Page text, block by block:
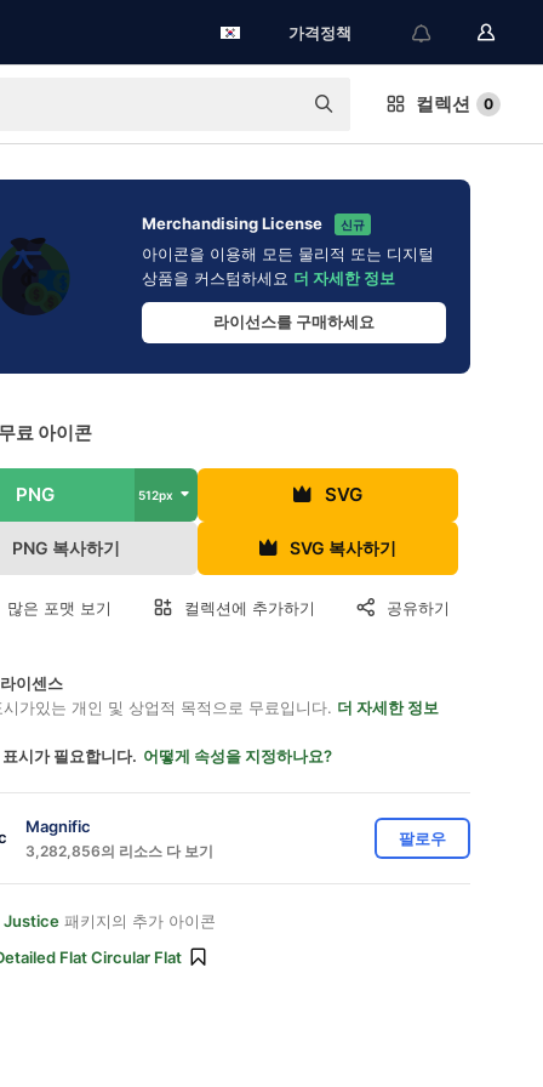
가격정책
컬렉션 0
Merchandising License 신규
아이콘을 이용해 모든 물리적 또는 디지털
상품을 커스텀하세요 더 자세한 정보
라이선스를 구매하세요
료 아이콘
PNG 512px SVG
PNG 복사하기 SVG 복사하기
많은 포맷 보기 컬렉션에 추가하기 공유하기
이센스
가있는 개인 및 상업적 목적으로 무료입니다. 더 자세한 정보
시가 필요합니다. 어떻게 속성을 지정하나요?
Magnific
3,282,856의 리소스 다 보기
팔로우
Justice 패키지의 추가 아이콘
Flat Circular Flat